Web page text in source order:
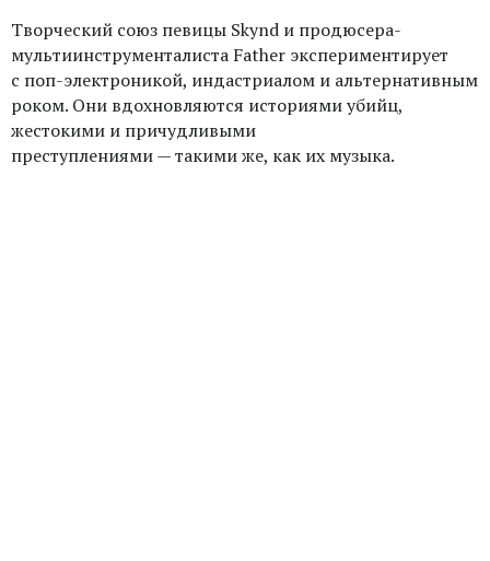
Творческий союз певицы Skynd и продюсера-
мультиинструменталиста Father экспериментирует
с поп-электроникой, индастриалом и альтернативным
роком. Они вдохновляются историями убийц,
жестокими и причудливыми
преступлениями — такими же, как их музыка.